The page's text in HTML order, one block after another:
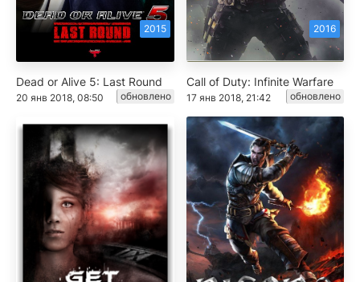
2015
Dead or Alive 5: Last Round
20 янв 2018, 08:50 обновлено
2016
Call of Duty: Infinite Warfare
17 янв 2018, 21:42 обновлено